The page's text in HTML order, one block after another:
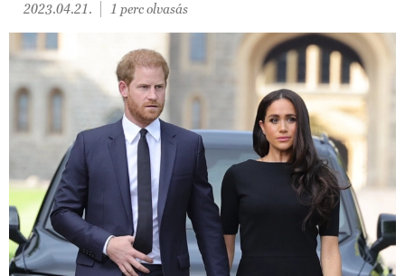
2023.04.21. 1 perc olvasás